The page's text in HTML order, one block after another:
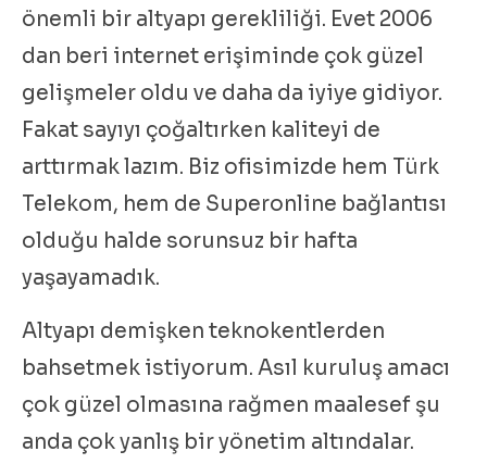
önemli bir altyapı gerekliliği. Evet 2006
dan beri internet erişiminde çok güzel
gelişmeler oldu ve daha da iyiye gidiyor.
Fakat sayıyı çoğaltırken kaliteyi de
arttırmak lazım. Biz ofisimizde hem Türk
Telekom, hem de Superonline bağlantısı
olduğu halde sorunsuz bir hafta
yaşayamadık.
Altyapı demişken teknokentlerden
bahsetmek istiyorum. Asıl kuruluş amacı
çok güzel olmasına rağmen maalesef şu
anda çok yanlış bir yönetim altındalar.